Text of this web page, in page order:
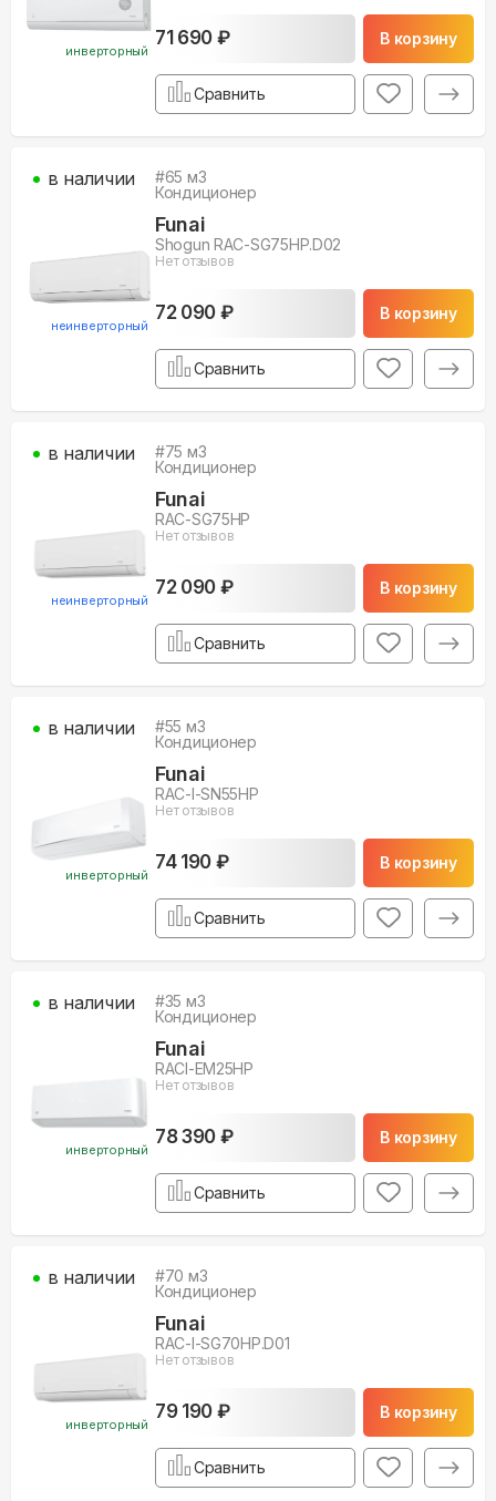
инверторный
71 690 ₽ В корзину
Сравнить
неинверторный
#65 м3
Кондиционер
Funai
Shogun RAC-SG75HP.D02
Нет отзывов
72 090 ₽ В корзину
в наличии
Сравнить
неинверторный
#75 м3
Кондиционер
Funai
RAC-SG75HP
Нет отзывов
72 090 ₽ В корзину
в наличии
Сравнить
инверторный
#55 м3
Кондиционер
Funai
RAC-I-SN55HP
Нет отзывов
74 190 ₽ В корзину
в наличии
Сравнить
инверторный
#35 м3
Кондиционер
Funai
RACI-EM25HP
Нет отзывов
78 390 ₽ В корзину
в наличии
Сравнить
инверторный
#70 м3
Кондиционер
Funai
RAC-I-SG70HP.D01
Нет отзывов
79 190 ₽ В корзину
в наличии
Сравнить